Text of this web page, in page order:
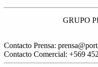
GRUPO
Contacto Prensa:
Contacto Comercial: +569